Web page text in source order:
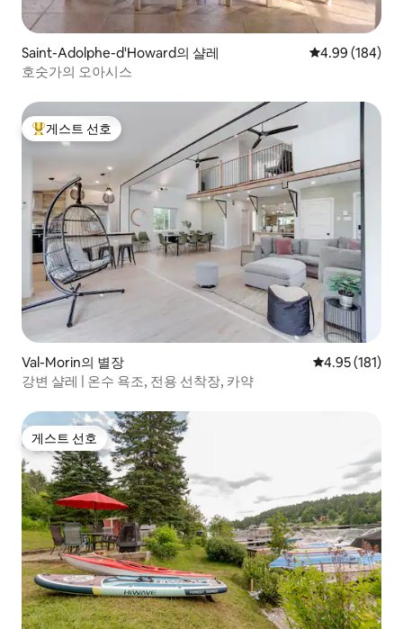
Saint-Adolphe-d'Howard의 샬레 평점 4.99점(5
4.99 (184)
호숫가의 오아시스
상위 게스트 선호
게스트 선호
Val-Morin의 별장 평점 4.95점(5
4.95 (181)
강변 샬레 | 온수 욕조, 전용 선착장, 카약
게스트 선호
게스트 선호